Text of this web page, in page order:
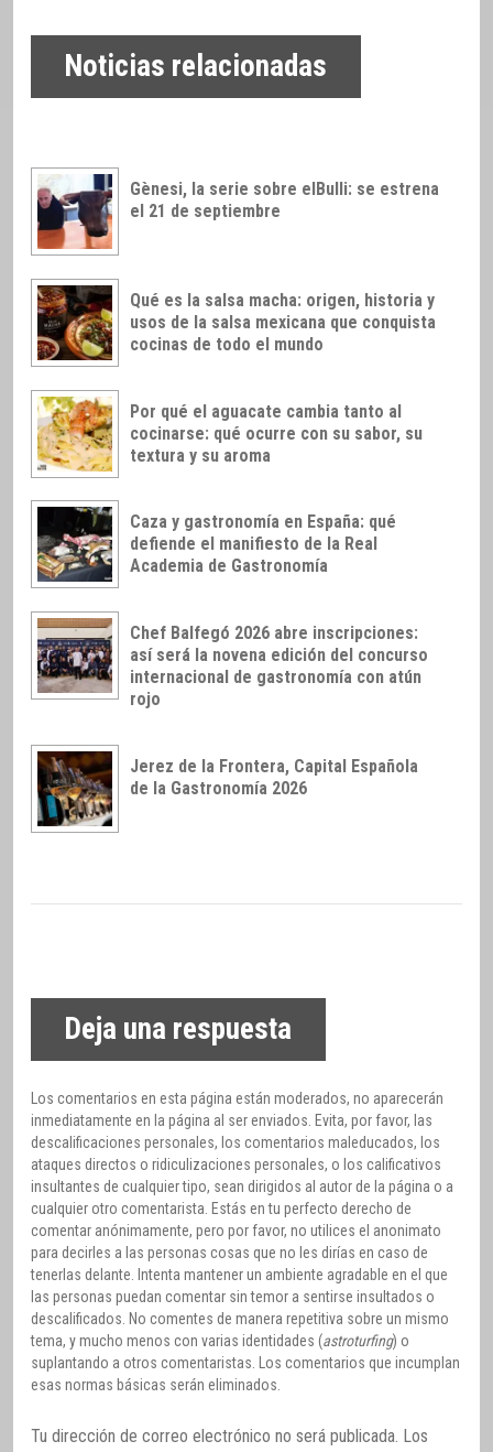
Noticias relacionadas
Gènesi, la serie sobre elBulli: se estrena
el 21 de septiembre
Qué es la salsa macha: origen, historia y
usos de la salsa mexicana que conquista
cocinas de todo el mundo
Por qué el aguacate cambia tanto al
cocinarse: qué ocurre con su sabor, su
textura y su aroma
Caza y gastronomía en España: qué
defiende el manifiesto de la Real
Academia de Gastronomía
Chef Balfegó 2026 abre inscripciones:
así será la novena edición del concurso
internacional de gastronomía con atún
rojo
Jerez de la Frontera, Capital Española
de la Gastronomía 2026
Deja una respuesta
Los comentarios en esta página están moderados, no aparecerán
inmediatamente en la página al ser enviados. Evita, por favor, las
descalificaciones personales, los comentarios maleducados, los
ataques directos o ridiculizaciones personales, o los calificativos
insultantes de cualquier tipo, sean dirigidos al autor de la página o a
cualquier otro comentarista. Estás en tu perfecto derecho de
comentar anónimamente, pero por favor, no utilices el anonimato
para decirles a las personas cosas que no les dirías en caso de
tenerlas delante. Intenta mantener un ambiente agradable en el que
las personas puedan comentar sin temor a sentirse insultados o
descalificados. No comentes de manera repetitiva sobre un mismo
tema, y mucho menos con varias identidades (astroturfing) o
suplantando a otros comentaristas. Los comentarios que incumplan
esas normas básicas serán eliminados.
Tu dirección de correo electrónico no será publicada. Los